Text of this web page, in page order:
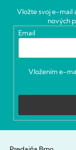
Vložte svoj e-mail
nových
Email
Vložením e-